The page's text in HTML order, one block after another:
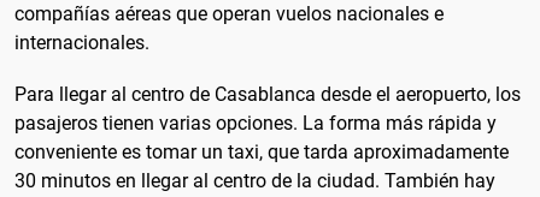
compañías aéreas que operan vuelos nacionales e
internacionales.
Para llegar al centro de Casablanca desde el aeropuerto, los
pasajeros tienen varias opciones. La forma más rápida y
conveniente es tomar un taxi, que tarda aproximadamente
30 minutos en llegar al centro de la ciudad. También hay